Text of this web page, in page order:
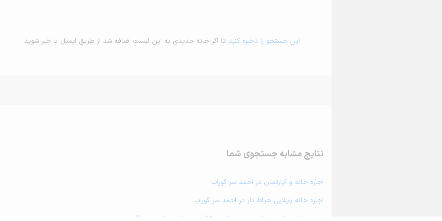
این جستجو را ذخیره کنید تا اگر خانه جدیدی به این لیست اضافه شد از طریق ایمیل با خبر شوید
نتایج مشابه جستجوی شما
اجاره خانه و آپارتمان در احمد سر گوراب
اجاره خانه ویلایی حیاط دار در احمد سر گوراب
اجاره مغازه، واحد تجاری، سوپرمارکت و کافه رستوران در احمد سر گوراب